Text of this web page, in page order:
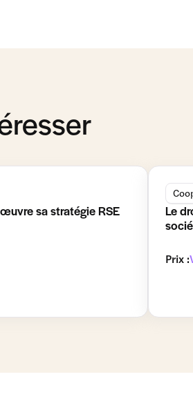
sa stratégie RSE
Le
Prix :